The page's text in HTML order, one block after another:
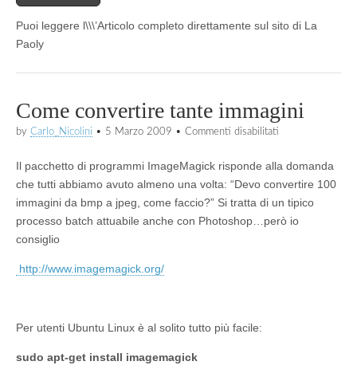
Puoi leggere l\\\’Articolo completo direttamente sul sito di La
Paoly
Come convertire tante immagini
by Carlo_Nicolini • 5 Marzo 2009 • Commenti disabilitati
tante
immagini
Il pacchetto di programmi ImageMagick risponde alla domanda
che tutti abbiamo avuto almeno una volta: “Devo convertire 100
immagini da bmp a jpeg, come faccio?” Si tratta di un tipico
processo batch attuabile anche con Photoshop…però io
consiglio
http://www.imagemagick.org/
Per utenti Ubuntu Linux è al solito tutto più facile:
sudo apt-get install imagemagick